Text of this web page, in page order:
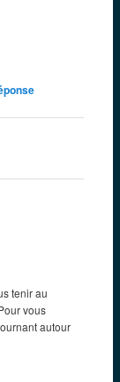
tenir au
vous
autour